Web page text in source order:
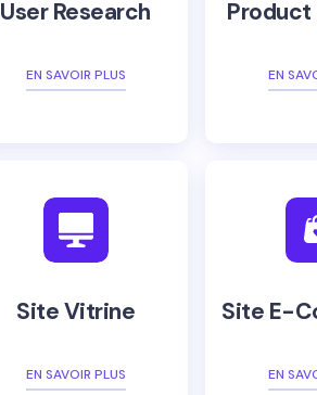
User Research
EN SAVOIR PLUS EN
Site Vitrine
EN SAVOIR PLUS
Site E-
EN